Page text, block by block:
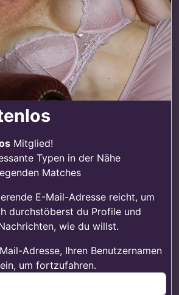
Mitglied!
Typen in der Nähe
Matches
E-Mail-Adresse reicht, um
durchstöberst du Profile und
wie du willst.
Adresse, Ihren Benutzernamen
um fortzufahren.